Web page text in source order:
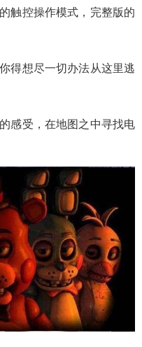
触控操作模式，完整版的
得想尽一切办法从这里逃
感受，在地图之中寻找电